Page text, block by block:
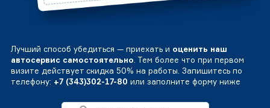
Лучший способ убедиться — приехать и оценить наш
автосервис самостоятельно. Тем более что при первом
визите действует скидка 50% на работы. Запишитесь по
телефону: +7 (343)302-17-80 или заполните форму ниже